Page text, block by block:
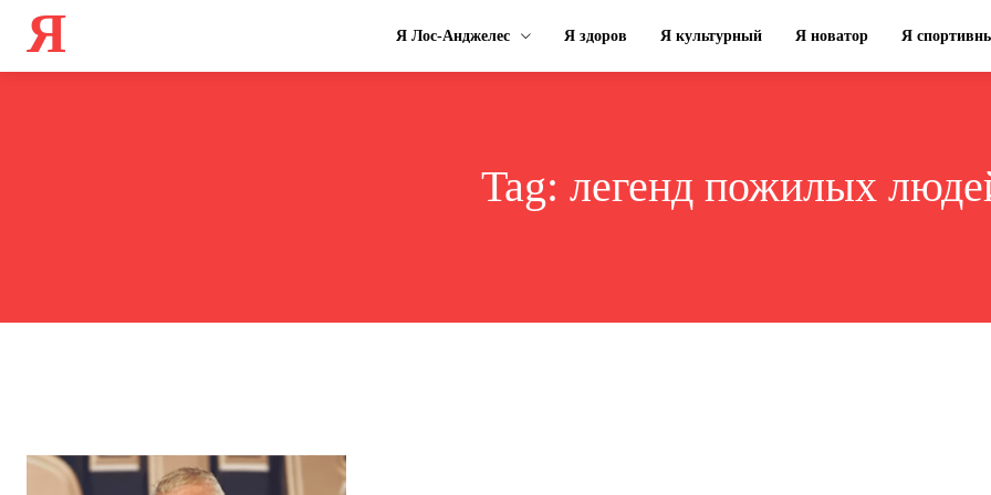
Я Я Лос-Анджелес Я здоров Я культурный Я новатор Я
Tag: легенд пожилых